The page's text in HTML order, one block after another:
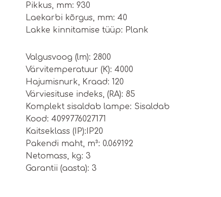
Pikkus, mm: 930
Laekarbi kõrgus, mm: 40
Lakke kinnitamise tüüp: Plank
Valgusvoog (lm): 2800
Värvitemperatuur (K): 4000
Hajumisnurk, Kraad: 120
Värviesituse indeks, (RA): 85
Komplekt sisaldab lampe: Sisaldab
Kood: 4099776027171
Kaitseklass (IP):IP20
Pakendi maht, m³: 0.069192
Netomass, kg: 3
Garantii (aasta): 3